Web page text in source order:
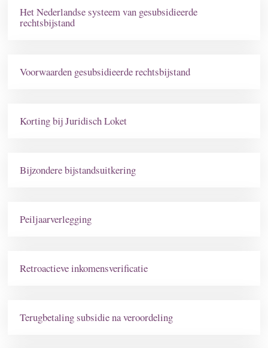
Het Nederlandse systeem van gesubsidieerde
rechtsbijstand
Voorwaarden gesubsidieerde rechtsbijstand
Korting bij Juridisch Loket
Bijzondere bijstandsuitkering
Peiljaarverlegging
Retroactieve inkomensverificatie
Terugbetaling subsidie na veroordeling